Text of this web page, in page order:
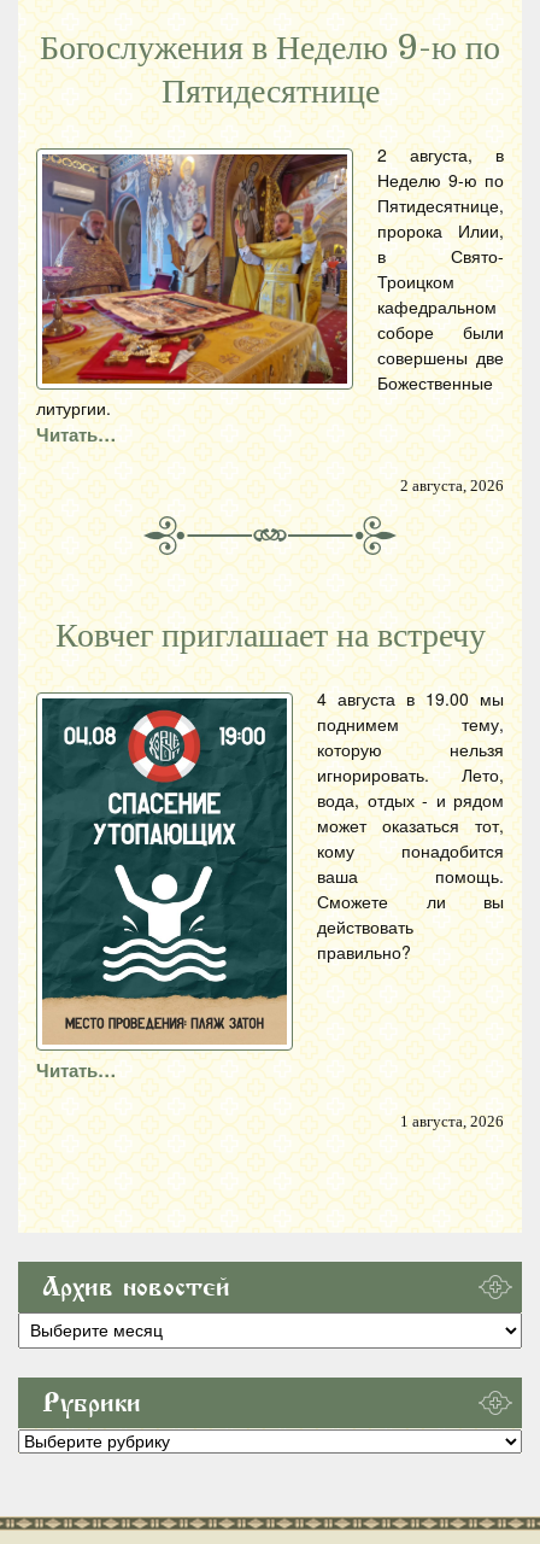
Богослужения в Неделю 9-ю по
Пятидесятнице
2 августа, в
Неделю 9-ю по
Пятидесятнице,
пророка Илии,
в Свято-
Троицком
кафедральном
соборе были
совершены две
Божественные
литургии.
Читать…
2 августа, 2026
Ковчег приглашает на встречу
4 августа в 19.00 мы
поднимем тему,
которую нельзя
игнорировать. Лето,
вода, отдых - и рядом
может оказаться тот,
кому понадобится
ваша помощь.
Сможете ли вы
действовать
правильно?
Читать…
1 августа, 2026
Архив новостей
Архив
новостей
Рубрики
Рубрики